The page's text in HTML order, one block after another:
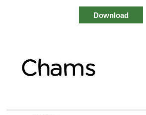
Download